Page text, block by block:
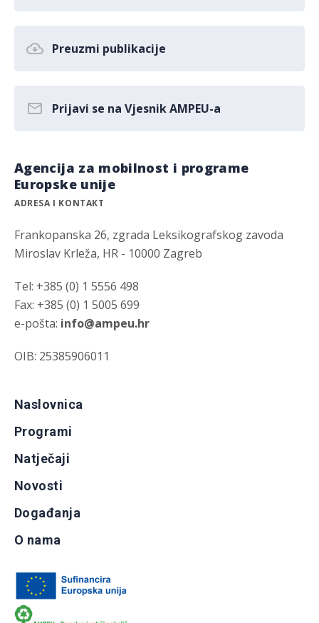
Preuzmi publikacije
Prijavi se na Vjesnik AMPEU-a
Agencija za mobilnost i programe
Europske unije
ADRESA I KONTAKT
Frankopanska 26, zgrada Leksikografskog zavoda
Miroslav Krleža, HR - 10000 Zagreb
Tel: +385 (0) 1 5556 498
Fax: +385 (0) 1 5005 699
e-pošta: info@ampeu.hr
OIB: 25385906011
Naslovnica
Programi
Natječaji
Novosti
Događanja
O nama